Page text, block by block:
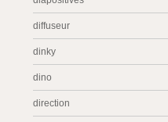
diffuseur
dinky
dino
direction